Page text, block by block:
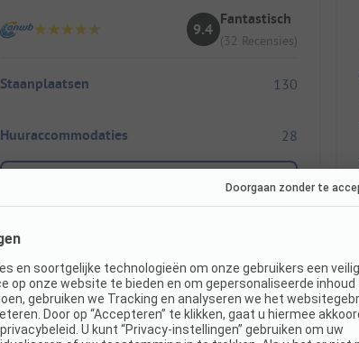
9.4
Fantastisch
(32 Recensies)
Staanplaatsen 130
Huuraccommodaties 28